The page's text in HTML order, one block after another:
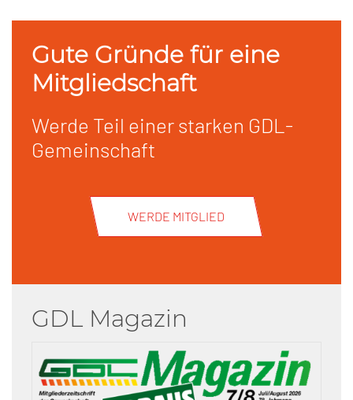
Gute Gründe für eine
Mitgliedschaft
Werde Teil einer starken GDL-
Gemeinschaft
WERDE MITGLIED
GDL Magazin